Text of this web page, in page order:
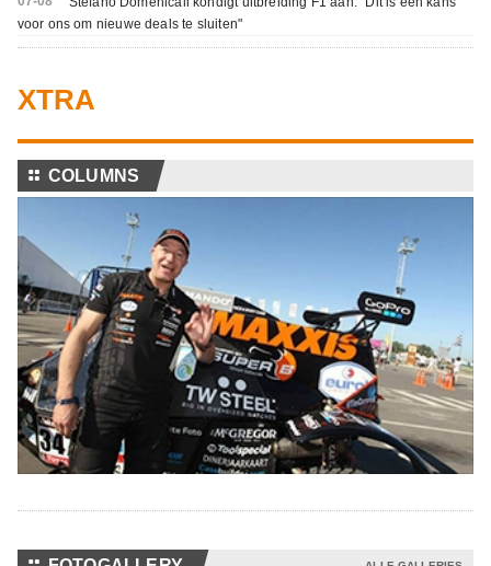
voor ons om nieuwe deals te sluiten"
XTRA
⚏ COLUMNS